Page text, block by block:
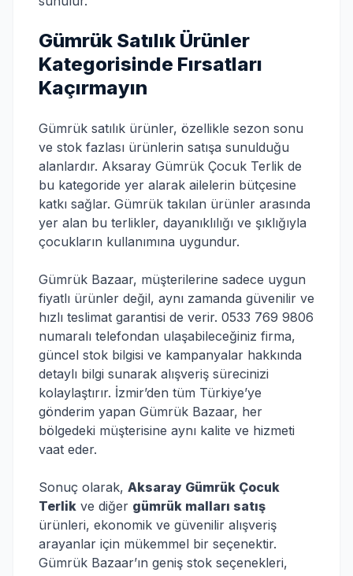
Gümrük Satılık Ürünler
Kategorisinde Fırsatları
Kaçırmayın
Gümrük satılık ürünler, özellikle sezon sonu
ve stok fazlası ürünlerin satışa sunulduğu
alanlardır. Aksaray Gümrük Çocuk Terlik de
bu kategoride yer alarak ailelerin bütçesine
katkı sağlar. Gümrük takılan ürünler arasında
yer alan bu terlikler, dayanıklılığı ve şıklığıyla
çocukların kullanımına uygundur.
Gümrük Bazaar, müşterilerine sadece uygun
fiyatlı ürünler değil, aynı zamanda güvenilir ve
hızlı teslimat garantisi de verir. 0533 769 9806
numaralı telefondan ulaşabileceğiniz firma,
güncel stok bilgisi ve kampanyalar hakkında
detaylı bilgi sunarak alışveriş sürecinizi
kolaylaştırır. İzmir’den tüm Türkiye’ye
gönderim yapan Gümrük Bazaar, her
bölgedeki müşterisine aynı kalite ve hizmeti
vaat eder.
Sonuç olarak, Aksaray Gümrük Çocuk
Terlik ve diğer gümrük malları satış
ürünleri, ekonomik ve güvenilir alışveriş
arayanlar için mükemmel bir seçenektir.
Gümrük Bazaar’ın geniş stok seçenekleri,